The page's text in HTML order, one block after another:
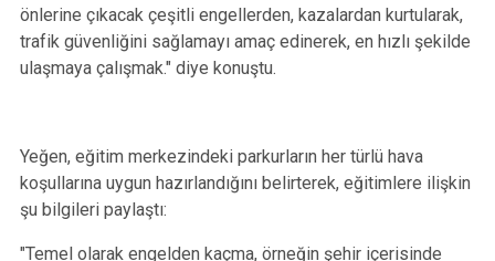
önlerine çıkacak çeşitli engellerden, kazalardan kurtularak,
trafik güvenliğini sağlamayı amaç edinerek, en hızlı şekilde
ulaşmaya çalışmak." diye konuştu.
Yeğen, eğitim merkezindeki parkurların her türlü hava
koşullarına uygun hazırlandığını belirterek, eğitimlere ilişkin
şu bilgileri paylaştı:
"Temel olarak engelden kaçma, örneğin şehir içerisinde